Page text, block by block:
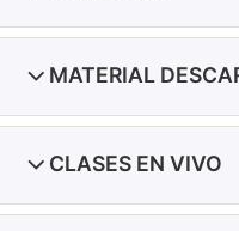
MATERIAL
CLASES EN VIVO